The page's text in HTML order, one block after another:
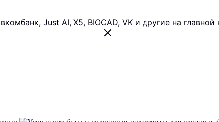
Just AI, X5, BIOCAD, VK и другие на